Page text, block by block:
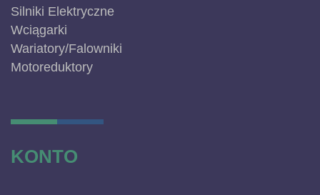
Silniki Elektryczne
Wciągarki
Wariatory/Falowniki
Motoreduktory
KONTO